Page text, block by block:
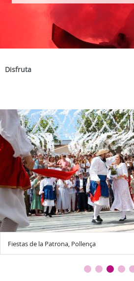
Disfruta
Fiestas de la Patrona, Pollença